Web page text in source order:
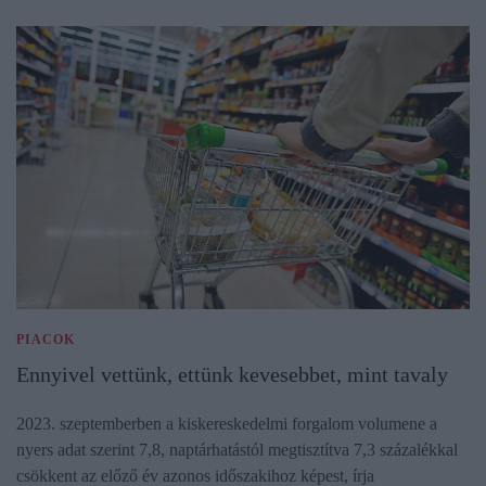
PIACOK
Ennyivel vettünk, ettünk kevesebbet, mint tavaly
2023. szeptemberben a kiskereskedelmi forgalom volumene a
nyers adat szerint 7,8, naptárhatástól megtisztítva 7,3 százalékkal
csökkent az előző év azonos időszakihoz képest, írja